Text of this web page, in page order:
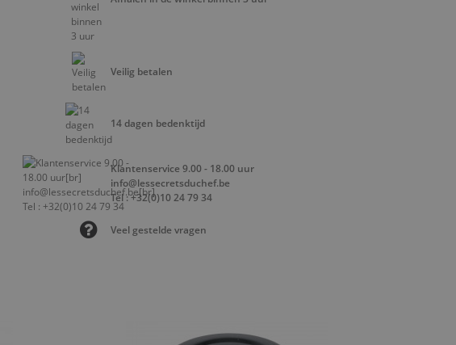
Veilig betalen
14 dagen bedenktijd
Klantenservice 9.00 - 18.00 uur
info@lessecretsduchef.be
Tel : +32(0)10 24 79 34
Veel gestelde vragen